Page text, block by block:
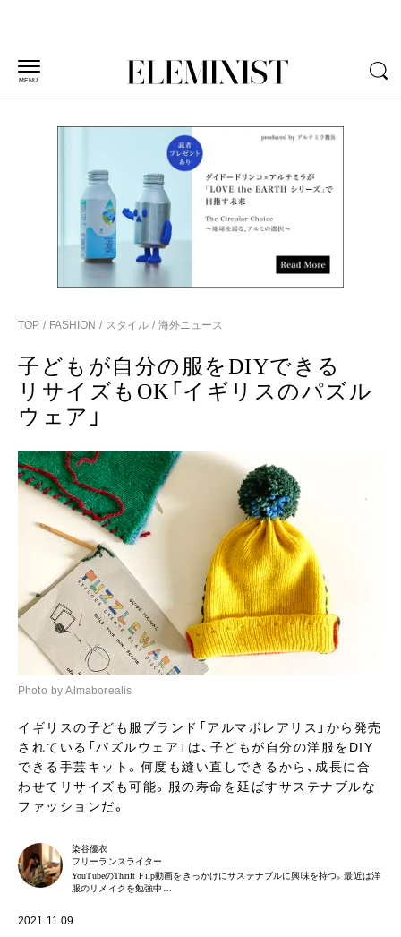
MENU
TOP FASHION スタイル 海外ニュース
子どもが自分の服をDIYできる
リサイズもOK「イギリスのパズル
ウェア」
Photo by Almaborealis
イギリスの子ども服ブランド「アルマボレアリス」から発売
されている「パズルウェア」は、子どもが自分の洋服をDIY
できる手芸キット。何度も縫い直しできるから、成長に合
わせてリサイズも可能。服の寿命を延ばすサステナブルな
ファッションだ。
染谷優衣
フリーランスライター
YouTubeのThrift Filp動画をきっかけにサステナブルに興味を持つ。最近は洋
服のリメイクを勉強中…
2021.11.09